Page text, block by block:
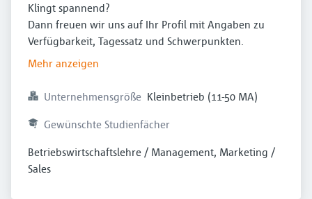
Klingt spannend?
Dann freuen wir uns auf Ihr Profil mit Angaben zu
Verfügbarkeit, Tagessatz und Schwerpunkten.
Mehr anzeigen
Unternehmensgröße Kleinbetrieb (11-50 MA)
Gewünschte Studienfächer
Betriebswirtschaftslehre / Management, Marketing /
Sales